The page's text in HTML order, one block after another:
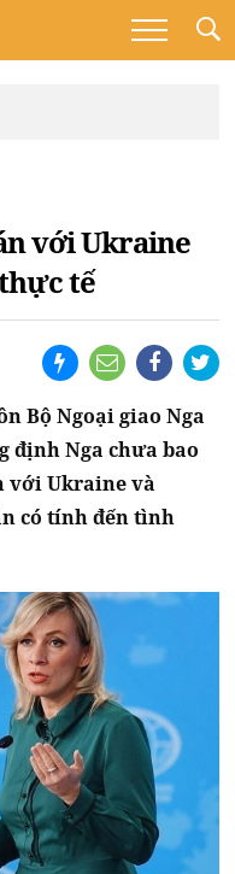
với Ukraine
tế
Bộ Ngoại giao Nga
định Nga chưa bao
với Ukraine và
có tính đến tình